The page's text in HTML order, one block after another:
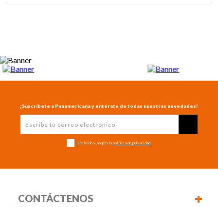
¡Suscríbete a Panamericana y entérate de todas nuestras novedades!
He leído y acepto la política de privacidad
CONTÁCTENOS +